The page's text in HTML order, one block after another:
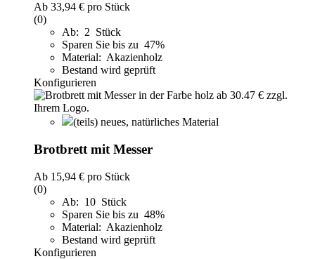
Ab 33,94 € pro Stück
(0)
Ab: 2 Stück
Sparen Sie bis zu 47%
Material: Akazienholz
Bestand wird geprüft
Konfigurieren
(teils) neues, natürliches Material
Brotbrett mit Messer
Ab 15,94 € pro Stück
(0)
Ab: 10 Stück
Sparen Sie bis zu 48%
Material: Akazienholz
Bestand wird geprüft
Konfigurieren